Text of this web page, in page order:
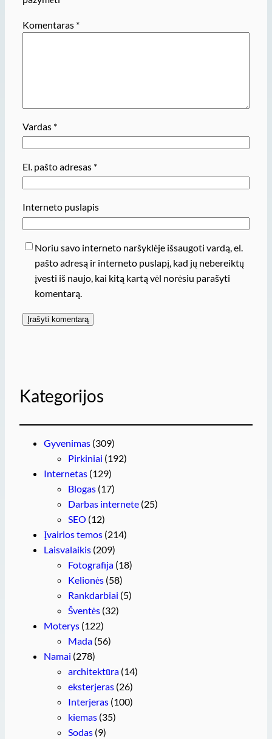
Komentaras *
Vardas *
El. pašto adresas *
Interneto puslapis
Noriu savo interneto naršyklėje išsaugoti vardą, el.
pašto adresą ir interneto puslapį, kad jų nebereiktų
įvesti iš naujo, kai kitą kartą vėl norėsiu parašyti
komentarą.
Kategorijos
Gyvenimas (309)
Pirkiniai (192)
Internetas (129)
Blogas (17)
Darbas internete (25)
SEO (12)
Įvairios temos (214)
Laisvalaikis (209)
Fotografija (18)
Kelionės (58)
Rankdarbiai (5)
Šventės (32)
Moterys (122)
Mada (56)
Namai (278)
architektūra (14)
eksterjeras (26)
Interjeras (100)
kiemas (35)
Sodas (9)